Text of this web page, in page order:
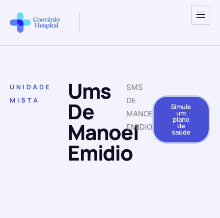
UNIDADE
MISTA
Ums
De
Manoel
Emidio
SMS
DE
MANOEL
EMIDIO
Simule
um
plano
de
saúde